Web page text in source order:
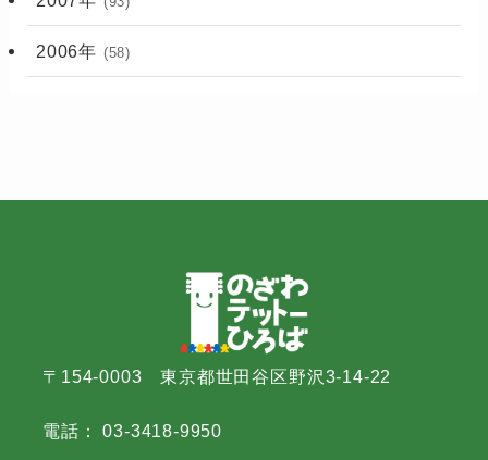
2006年 (58)
〒154-0003 東京都世田谷区野沢3-14-22
電話： 03-3418-9950